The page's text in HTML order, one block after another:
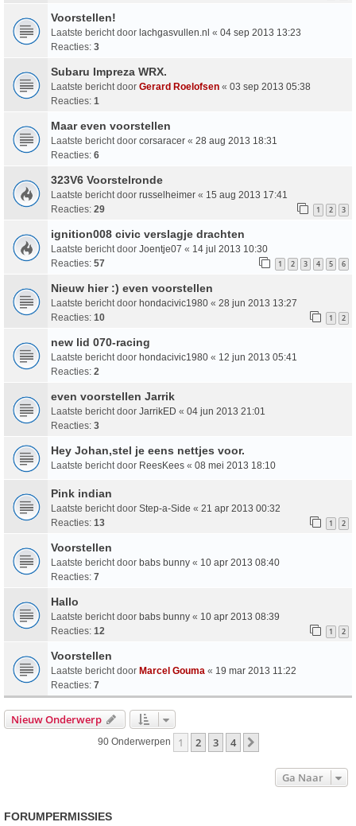
Voorstellen!
Laatste bericht door lachgasvullen.nl « 04 sep 2013 13:23
Reacties: 3
Subaru Impreza WRX.
Laatste bericht door Gerard Roelofsen « 03 sep 2013 05:38
Reacties: 1
Maar even voorstellen
Laatste bericht door corsaracer « 28 aug 2013 18:31
Reacties: 6
323V6 Voorstelronde
Laatste bericht door russelheimer « 15 aug 2013 17:41
Reacties: 29 1 2 3
ignition008 civic verslagje drachten
Laatste bericht door Joentje07 « 14 jul 2013 10:30
Reacties: 57 1 2 3 4 5 6
Nieuw hier :) even voorstellen
Laatste bericht door hondacivic1980 « 28 jun 2013 13:27
Reacties: 10 1 2
new lid 070-racing
Laatste bericht door hondacivic1980 « 12 jun 2013 05:41
Reacties: 2
even voorstellen Jarrik
Laatste bericht door JarrikED « 04 jun 2013 21:01
Reacties: 3
Hey Johan,stel je eens nettjes voor.
Laatste bericht door ReesKees « 08 mei 2013 18:10
Pink indian
Laatste bericht door Step-a-Side « 21 apr 2013 00:32
Reacties: 13 1 2
Voorstellen
Laatste bericht door babs bunny « 10 apr 2013 08:40
Reacties: 7
Hallo
Laatste bericht door babs bunny « 10 apr 2013 08:39
Reacties: 12 1 2
Voorstellen
Laatste bericht door Marcel Gouma « 19 mar 2013 11:22
Reacties: 7
Nieuw Onderwerp
90 Onderwerpen 1 2 3 4
Ga Naar
FORUMPERMISSIES